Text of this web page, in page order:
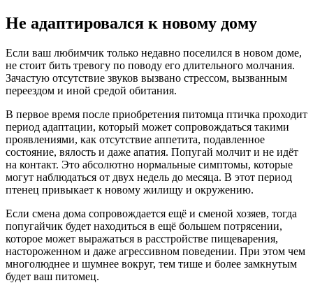
Не адаптировался к новому дому
Если ваш любимчик только недавно поселился в новом доме,
не стоит бить тревогу по поводу его длительного молчания.
Зачастую отсутствие звуков вызвано стрессом, вызванным
переездом и иной средой обитания.
В первое время после приобретения питомца птичка проходит
период адаптации, который может сопровождаться такими
проявлениями, как отсутствие аппетита, подавленное
состояние, вялость и даже апатия. Попугай молчит и не идёт
на контакт. Это абсолютно нормальные симптомы, которые
могут наблюдаться от двух недель до месяца. В этот период
птенец привыкает к новому жилищу и окружению.
Если смена дома сопровождается ещё и сменой хозяев, тогда
попугайчик будет находиться в ещё большем потрясении,
которое может выражаться в расстройстве пищеварения,
настороженном и даже агрессивном поведении. При этом чем
многолюднее и шумнее вокруг, тем тише и более замкнутым
будет ваш питомец.